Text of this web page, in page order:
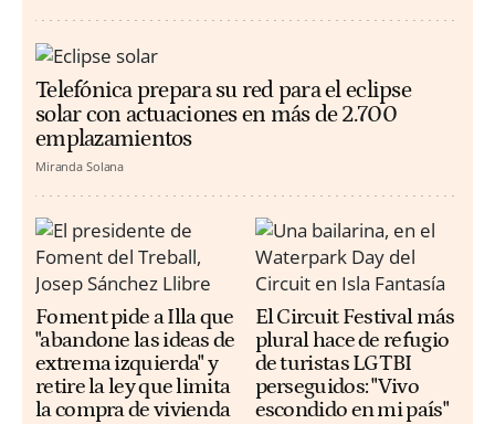
Telefónica prepara su red para el eclipse
solar con actuaciones en más de 2.700
emplazamientos
Miranda Solana
Foment pide a Illa que
"abandone las ideas de
extrema izquierda" y
retire la ley que limita
la compra de vivienda
El Circuit Festival más
plural hace de refugio
de turistas LGTBI
perseguidos: "Vivo
escondido en mi país"